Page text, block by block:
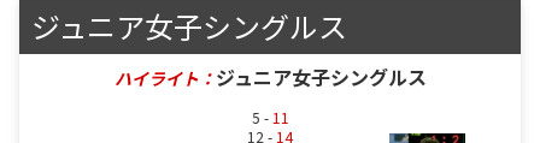
ジュニア女子シングルス
ハイライト： ジュニア女子シングルス
5 - 11
12 - 14